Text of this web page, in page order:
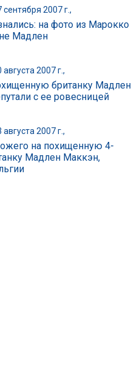
сентября 2007 г.,
на фото из Марокко
Мадлен
августа 2007 г.,
британку Мадлен
с ее ровесницей
августа 2007 г.,
на похищенную 4-
Мадлен Маккэн,